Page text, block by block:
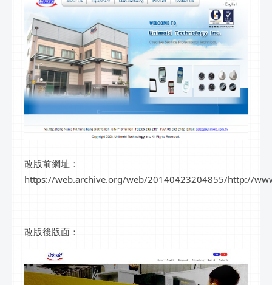
改版前網址：
https://web.archive.org/web/20140423204855/http://
改版後版面：